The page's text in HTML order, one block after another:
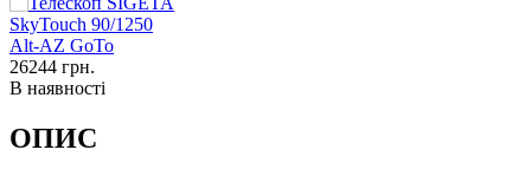
26244 грн.
В наявності
ОПИС